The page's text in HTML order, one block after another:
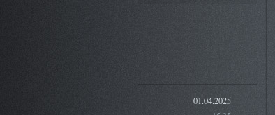
01.04.2025